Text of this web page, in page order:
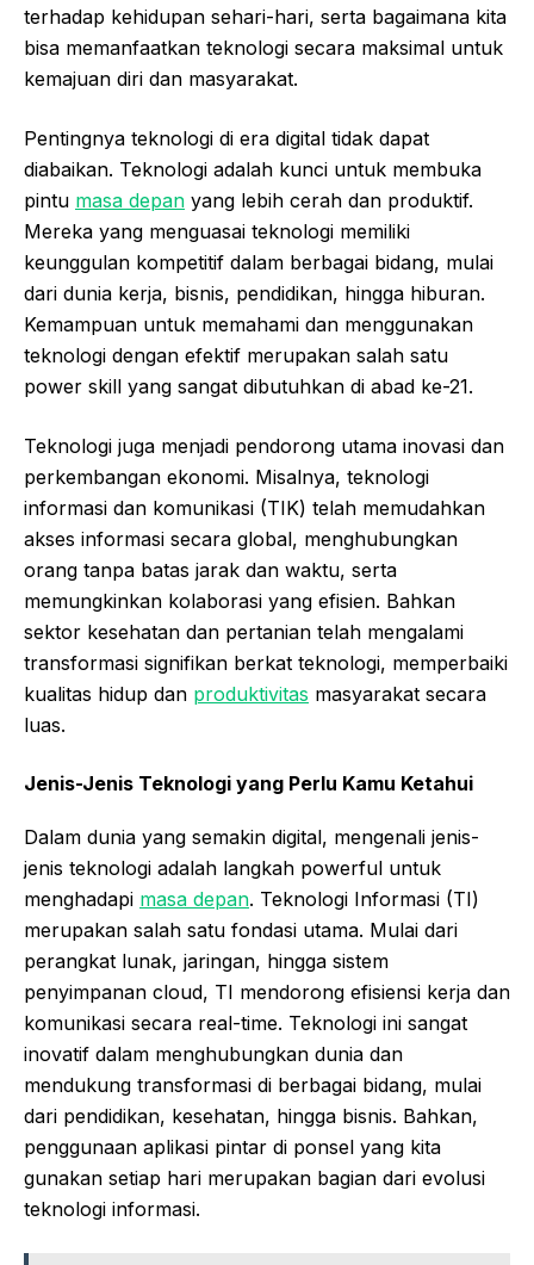
terhadap kehidupan sehari-hari, serta bagaimana kita
bisa memanfaatkan teknologi secara maksimal untuk
kemajuan diri dan masyarakat.
Pentingnya teknologi di era digital tidak dapat
diabaikan. Teknologi adalah kunci untuk membuka
pintu masa depan yang lebih cerah dan produktif.
Mereka yang menguasai teknologi memiliki
keunggulan kompetitif dalam berbagai bidang, mulai
dari dunia kerja, bisnis, pendidikan, hingga hiburan.
Kemampuan untuk memahami dan menggunakan
teknologi dengan efektif merupakan salah satu
power skill yang sangat dibutuhkan di abad ke-21.
Teknologi juga menjadi pendorong utama inovasi dan
perkembangan ekonomi. Misalnya, teknologi
informasi dan komunikasi (TIK) telah memudahkan
akses informasi secara global, menghubungkan
orang tanpa batas jarak dan waktu, serta
memungkinkan kolaborasi yang efisien. Bahkan
sektor kesehatan dan pertanian telah mengalami
transformasi signifikan berkat teknologi, memperbaiki
kualitas hidup dan produktivitas masyarakat secara
luas.
Jenis-Jenis Teknologi yang Perlu Kamu Ketahui
Dalam dunia yang semakin digital, mengenali jenis-
jenis teknologi adalah langkah powerful untuk
menghadapi masa depan. Teknologi Informasi (TI)
merupakan salah satu fondasi utama. Mulai dari
perangkat lunak, jaringan, hingga sistem
penyimpanan cloud, TI mendorong efisiensi kerja dan
komunikasi secara real-time. Teknologi ini sangat
inovatif dalam menghubungkan dunia dan
mendukung transformasi di berbagai bidang, mulai
dari pendidikan, kesehatan, hingga bisnis. Bahkan,
penggunaan aplikasi pintar di ponsel yang kita
gunakan setiap hari merupakan bagian dari evolusi
teknologi informasi.